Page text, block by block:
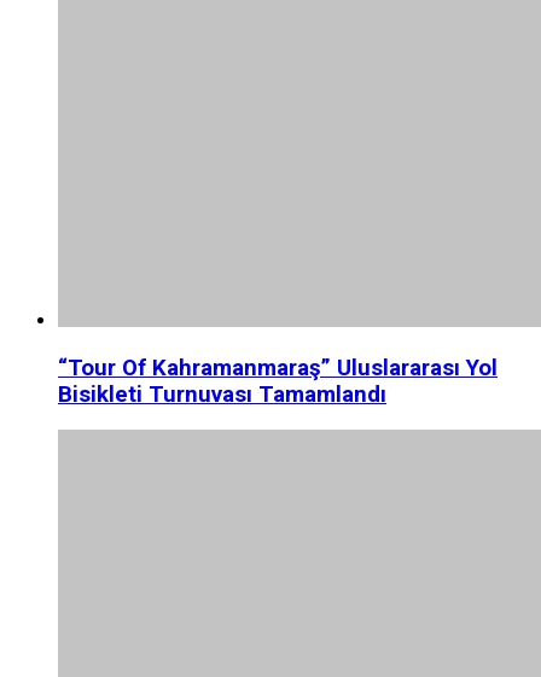
“Tour Of Kahramanmaraş” Uluslararası Yol
Bisikleti Turnuvası Tamamlandı